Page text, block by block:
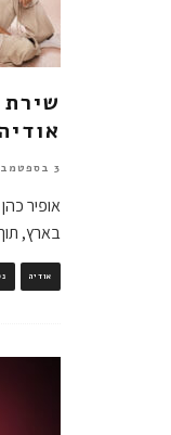
3 בספטמבר 2023
אופיר
בארץ,
אודיה